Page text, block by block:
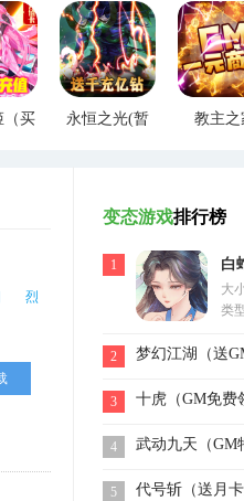
（买
永恒之光(暂
教主之
烈
变态游戏排行榜
1
白
充
大
类
2 梦幻江湖（送
3 十虎（GM免费
4 武动九天（GM
5
代号斩（送月卡